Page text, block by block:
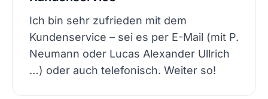
Ich bin sehr zufrieden mit dem
Kundenservice – sei es per E-Mail (mit P.
Neumann oder Lucas Alexander Ullrich
…) oder auch telefonisch. Weiter so!